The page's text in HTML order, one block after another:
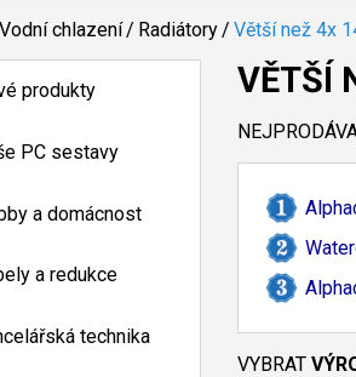
Vodní chlazení/ Radiátory/ Větší než 4x
produkty
PC sestavy
a domácnost
a redukce
technika
VĚTŠÍ
VYBRAT